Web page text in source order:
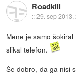
Roadkill
::29. sep 2013,
Mene je samo
slikal telefon.
Še dobro, da ga nisi